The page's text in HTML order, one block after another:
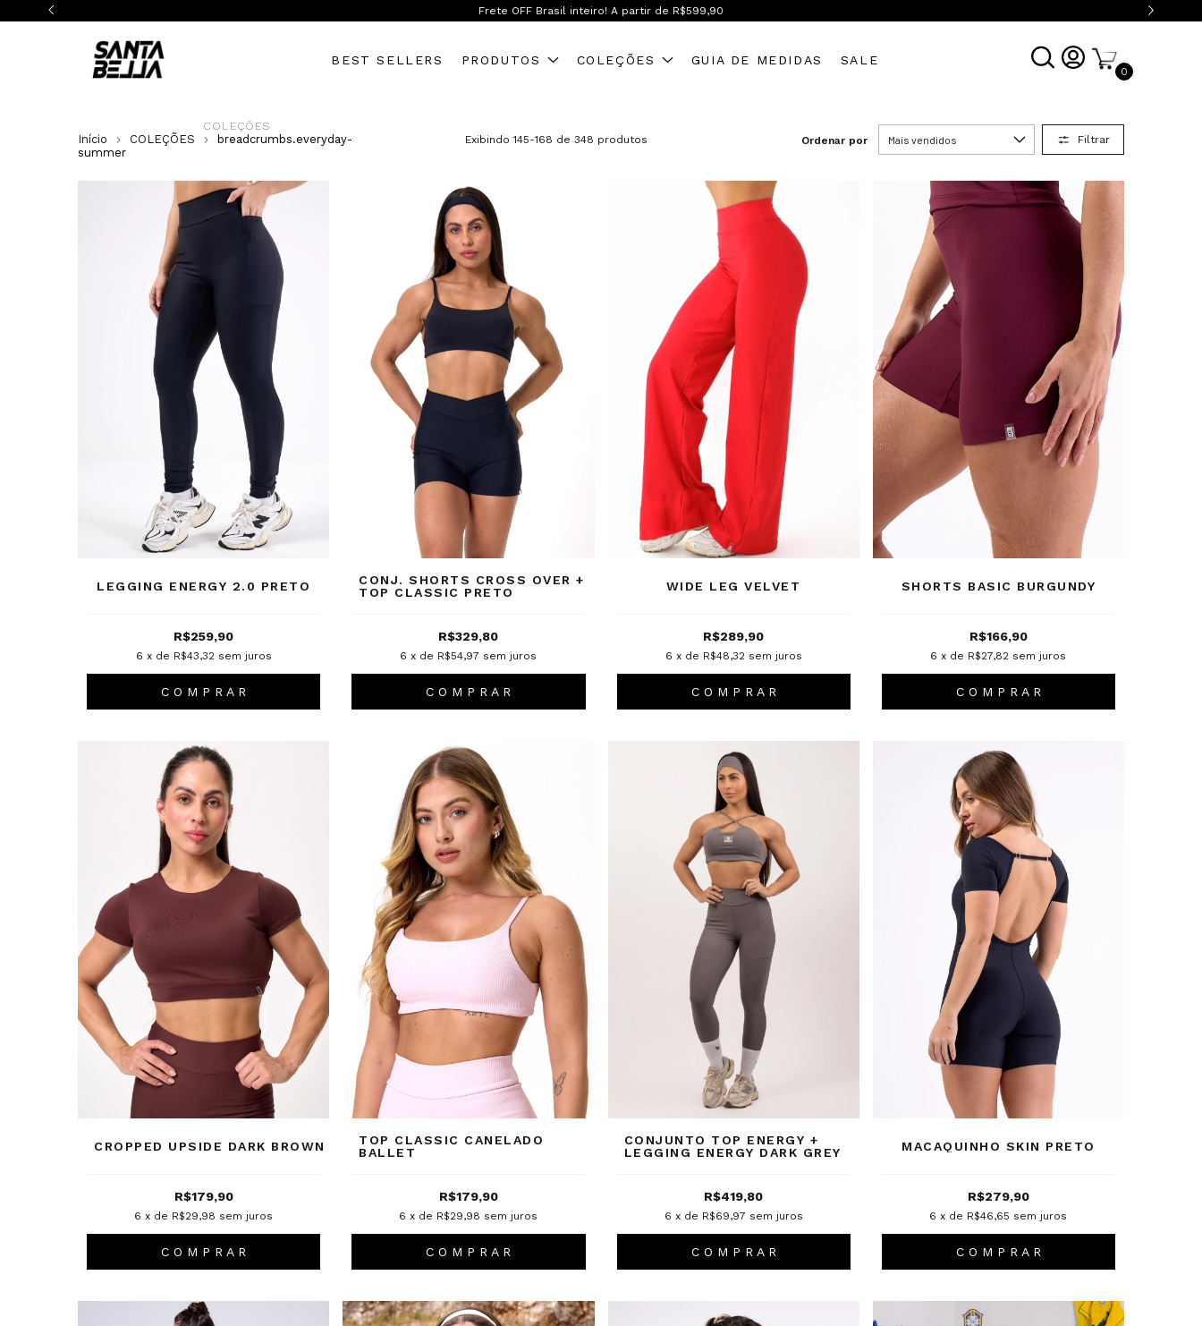
Frete OFF Sul/Sudeste em compras acima de R$399,90
BEST SELLERS PRODUTOS COLEÇÕES GUIA DE MEDIDAS SALE
0
COLEÇÕES
Início COLEÇÕES
breadcrumbs.everyday-
summer
Exibindo 145-168 de 348 produtos Ordenar por Filtrar
LEGGING ENERGY 2.0 PRETO
R$259,90
6 x de R$43,32 sem juros
C O M P R A R
CONJ. SHORTS CROSS OVER +
TOP CLASSIC PRETO
R$329,80
6 x de R$54,97 sem juros
C O M P R A R
WIDE LEG VELVET
R$289,90
6 x de R$48,32 sem juros
C O M P R A R
SHORTS BASIC BURGUNDY
R$166,90
6 x de R$27,82 sem juros
C O M P R A R
CROPPED UPSIDE DARK BROWN
R$179,90
6 x de R$29,98 sem juros
C O M P R A R
TOP CLASSIC CANELADO
BALLET
R$179,90
6 x de R$29,98 sem juros
C O M P R A R
CONJUNTO TOP ENERGY +
LEGGING ENERGY DARK GREY
R$419,80
6 x de R$69,97 sem juros
C O M P R A R
MACAQUINHO SKIN PRETO
R$279,90
6 x de R$46,65 sem juros
C O M P R A R